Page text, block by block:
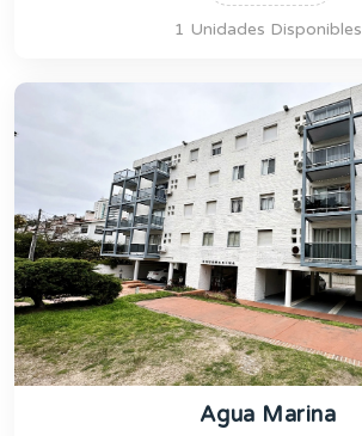
1 Unidades Disponibles
Agua Marina